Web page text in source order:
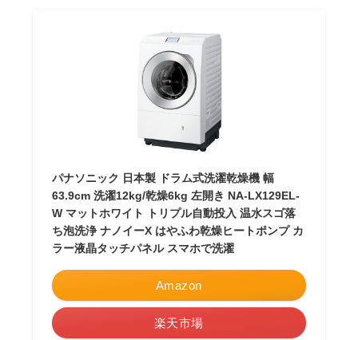
パナソニック 日本製 ドラム式洗濯乾燥機 幅
63.9cm 洗濯12kg/乾燥6kg 左開き NA-LX129EL-
W マットホワイト トリプル自動投入 温水スゴ落
ち泡洗浄 ナノイーX はやふわ乾燥ヒートポンプ カ
ラー液晶タッチパネル スマホで洗濯
Amazon
楽天市場